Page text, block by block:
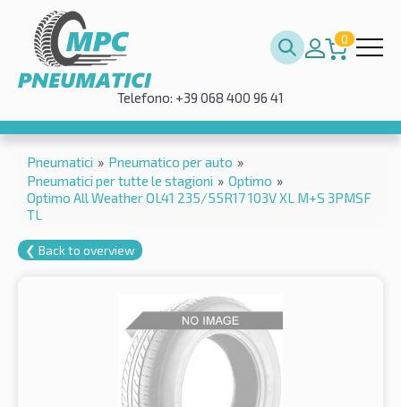
0
Telefono: +39 068 400 96 41
Pneumatici » Pneumatico per auto »
Pneumatici per tutte le stagioni » Optimo »
Optimo All Weather OL41 235/55R17 103V XL M+S 3PMSF
TL
❮ Back to overview